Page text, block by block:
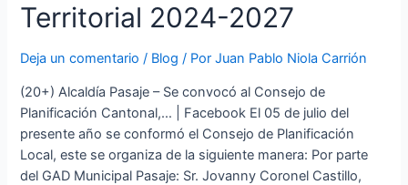
Territorial 2024-2027
Deja un comentario / Blog / PorJuan Pablo Niola Carrión
(20+) Alcaldía Pasaje – Se convocó al Consejo de
Planificación Cantonal,… | Facebook El 05 de julio del
presente año se conformó el Consejo de Planificación
Local, este se organiza de la siguiente manera: Por parte
del GAD Municipal Pasaje: Sr. Jovanny Coronel Castillo,